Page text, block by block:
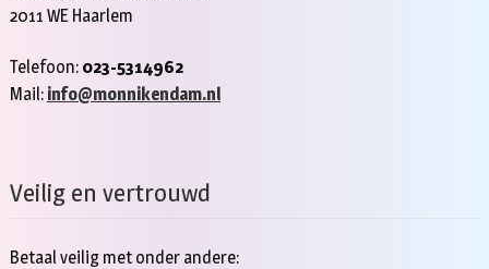
2011 WE Haarlem
Telefoon: 023-5314962
Mail: info@monnikendam.nl
Veilig en vertrouwd
Betaal veilig met onder andere: